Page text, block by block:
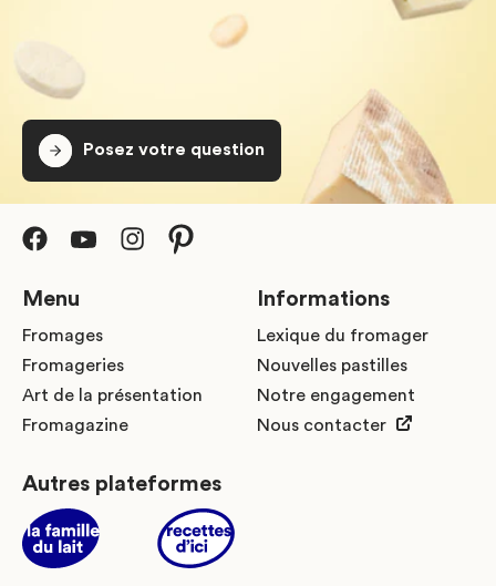
Posez votre question
Menu
Fromages
Fromageries
Art de la présentation
Fromagazine
Informations
Lexique du fromager
Nouvelles pastilles
Notre engagement
Nous contacter
Autres plateformes